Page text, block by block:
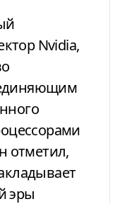
Nvidia,
отметил,
эры